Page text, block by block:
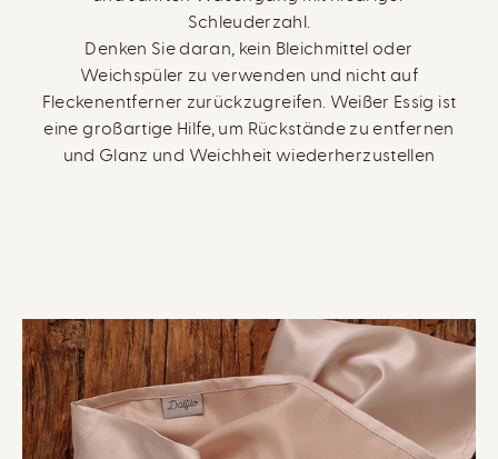
Schleuderzahl.
Denken Sie daran, kein Bleichmittel oder
Weichspüler zu verwenden und nicht auf
Fleckenentferner zurückzugreifen. Weißer Essig ist
eine großartige Hilfe, um Rückstände zu entfernen
und Glanz und Weichheit wiederherzustellen